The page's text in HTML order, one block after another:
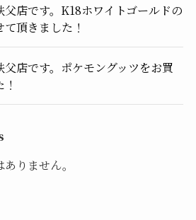
店です。K18ホワイトゴールドの
頂きました！
店です。ポケモングッツをお買
りません。